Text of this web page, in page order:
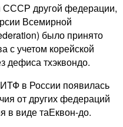
СССР другой федерации,
Всемирной
было принято
с учетом корейской
дефиса тхэквондо.
в России появилась
от других федераций
в виде таЕквон-до.